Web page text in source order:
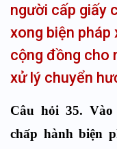
người cấp giấy
xong biện pháp
cộng đồng cho
xử lý chuyển
Câu hỏi 35.
chấp hành biện